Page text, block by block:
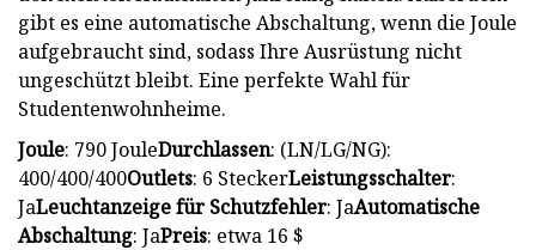
gibt es eine automatische Abschaltung, wenn die Joule
aufgebraucht sind, sodass Ihre Ausrüstung nicht
ungeschützt bleibt. Eine perfekte Wahl für
Studentenwohnheime.
Joule: 790 JouleDurchlassen: (LN/LG/NG):
400/400/400Outlets: 6 SteckerLeistungsschalter:
JaLeuchtanzeige für Schutzfehler: JaAutomatische
Abschaltung: JaPreis: etwa 16 $